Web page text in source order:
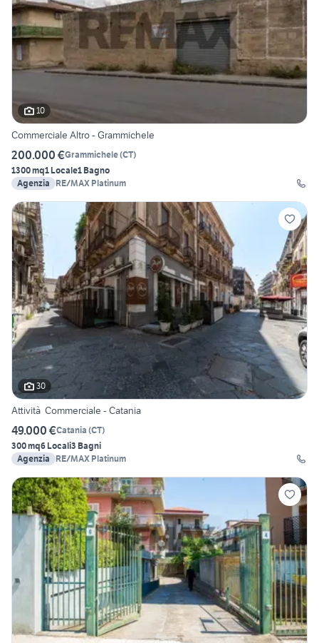
10
Commerciale Altro - Grammichele
200.000 €Grammichele(CT)
1300 mq1 Locale1 Bagno
Agenzia
RE/MAX Platinum
30
Attività Commerciale - Catania
49.000 €Catania (CT)
300 mq6 Locali3 Bagni
Agenzia
RE/MAX Platinum